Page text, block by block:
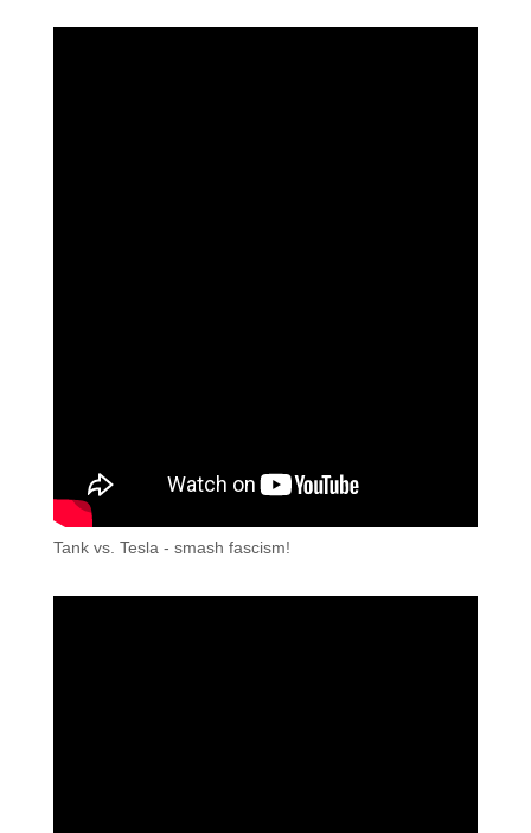
Tank vs. Tesla - smash fascism!